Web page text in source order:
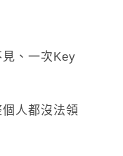
、一次Key
人都沒法領